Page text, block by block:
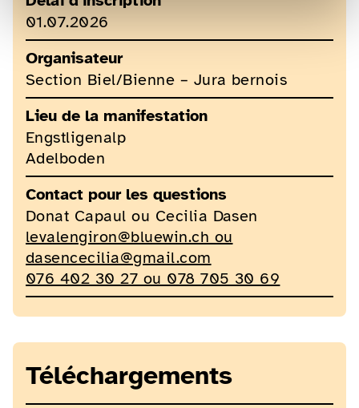
01.07.2026
Organisateur
Section Biel/Bienne – Jura bernois
Lieu de la manifestation
Engstligenalp
Adelboden
Contact pour les questions
Donat Capaul ou Cecilia Dasen
levalengiron@bluewin.ch ou
dasencecilia@gmail.com
076 402 30 27 ou 078 705 30 69
Téléchargements